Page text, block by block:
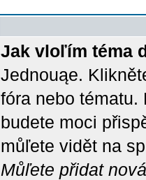
Jak vloľím téma
Jednouąe.
fóra nebo
budete moci
můľete vidět na
Můľete přidat